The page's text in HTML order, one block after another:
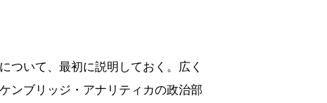
ついて、最初に説明しておく。広く
ンブリッジ・アナリティカの政治部